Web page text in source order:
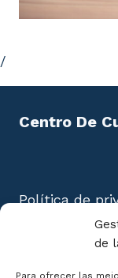
de
Para ofrecer las
/
Centro De
Política de
Aviso Legal
Política de